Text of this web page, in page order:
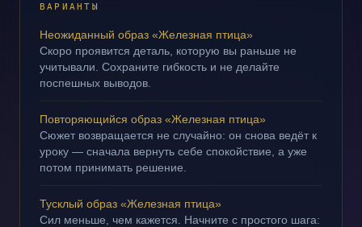
ВАРИАНТЫ
Неожиданный образ «Железная птица»
Скоро проявится деталь, которую вы раньше не
учитывали. Сохраните гибкость и не делайте
поспешных выводов.
Повторяющийся образ «Железная птица»
Сюжет возвращается не случайно: он снова ведёт к
уроку — сначала вернуть себе спокойствие, а уже
потом принимать решение.
Тусклый образ «Железная птица»
Сил меньше, чем кажется. Начните с простого шага: